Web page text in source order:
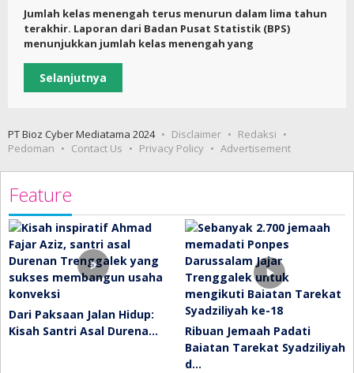
Jumlah kelas menengah terus menurun dalam lima tahun
terakhir. Laporan dari Badan Pusat Statistik (BPS)
menunjukkan jumlah kelas menengah yang
Selanjutnya
PT Bioz Cyber Mediatama 2024 Disclaimer
Redaksi
Pedoman
Contact Us Privacy Policy Advertisement
Feature
Dari Paksaan Jalan Hidup:
Kisah Santri Asal Durena…
Ribuan Jemaah Padati
Baiatan Tarekat Syadziliyah
d…